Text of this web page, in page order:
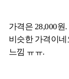
가격은 28,000
비슷한 가격이
느낌 ㅠㅠ.